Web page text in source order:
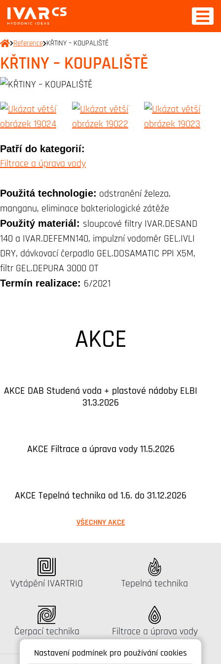
Nastavení podmínek pro používání cookies
Reference KŘTINY – KOUPALIŠTĚ
KŘTINY – KOUPALIŠTĚ
Patří do kategorií:
Filtrace a úprava vody
Použitá technologie: odstranění železa,
manganu, eliminace bakteriologické zátěže
Použitý materiál: sloupcové filtry IVAR.DESAND
140 a IVAR.DEFEMN140, impulzní vodoměr GEL.IVLI
DRY, dávkovací čerpadlo GEL.DOSAMATIC PPI X5M,
filtr GEL.DEPURA 3000 OT
Termín realizace: 6/2021
AKCE
AKCE DAB Studená voda + plastové nádoby ELBI
31.3.2026
AKCE Filtrace a úprava vody 11.5.2026
AKCE Tepelná technika od 1.6. do 31.12.2026
VŠECHNY AKCE
Katalog:
Vytápění IVARTRIO Katalog:
Tepelná technika
Katalog:
Čerpací technika Katalog:
Filtrace a úprava vody